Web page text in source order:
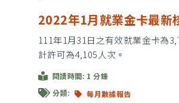
2022年1月就業金卡最新
111年1月31日之有效就業金卡為
計許可為4,105人次。
閱讀時間: 1 分鍾
分類:
每月數據報告